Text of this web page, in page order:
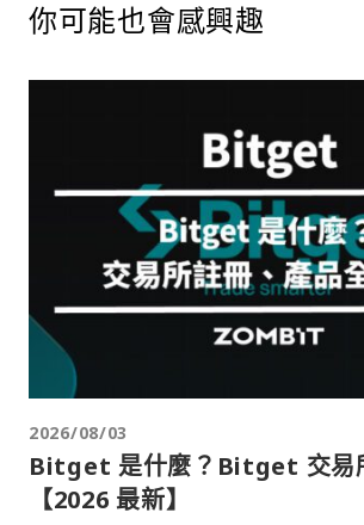
你可能也會感興趣
2026/08/03
Bitget 是什麼？Bitget 交易
【2026 最新】